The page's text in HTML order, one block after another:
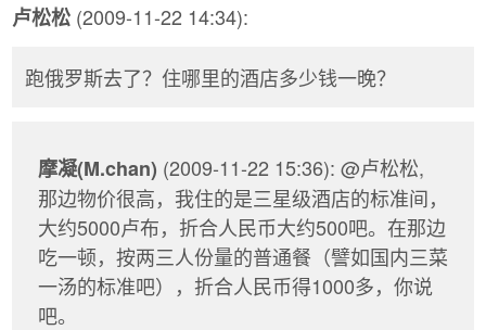
卢松松 (2009-11-22 14:34):
跑俄罗斯去了？住哪里的酒店多少钱一晚？
摩凝(M.chan) (2009-11-22 15:36): @卢松松,
那边物价很高，我住的是三星级酒店的标准间，
大约5000卢布，折合人民币大约500吧。在那边
吃一顿，按两三人份量的普通餐（譬如国内三菜
一汤的标准吧），折合人民币得1000多，你说
吧。